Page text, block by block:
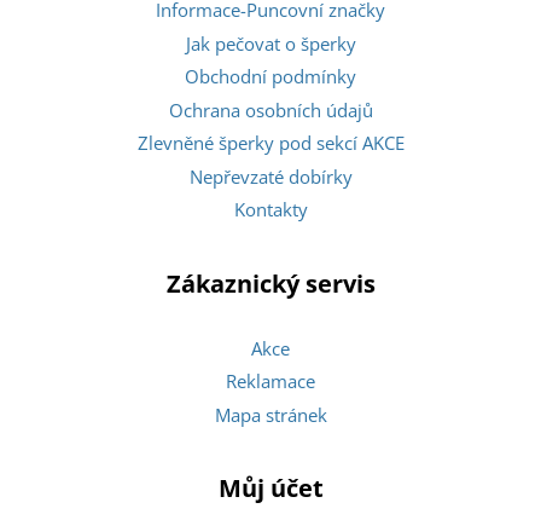
Informace-Puncovní značky
Jak pečovat o šperky
Obchodní podmínky
Ochrana osobních údajů
Zlevněné šperky pod sekcí AKCE
Nepřevzaté dobírky
Kontakty
Zákaznický servis
Akce
Reklamace
Mapa stránek
Můj účet